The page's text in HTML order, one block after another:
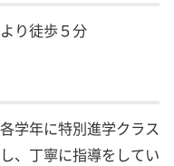
り徒歩５分
学年に特別進学クラス
、丁寧に指導をしてい